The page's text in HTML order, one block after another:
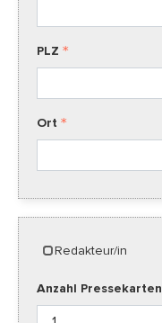
PLZ
Ort
Redakteur/in
Anzahl Pressekarten